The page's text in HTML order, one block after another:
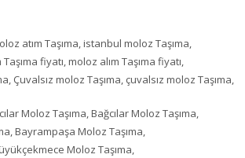
atım Taşıma, istanbul moloz Taşıma,
fiyatı, moloz alım Taşıma fiyatı,
Çuvalsız moloz Taşıma, çuvalsız moloz Taşıma,
Moloz Taşıma, Bağcılar Moloz Taşıma,
Bayrampaşa Moloz Taşıma,
Moloz Taşıma,